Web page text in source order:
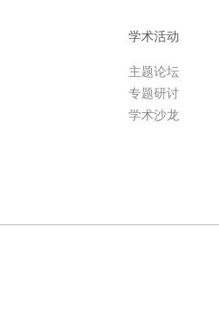
学术活动
主题论坛
专题研讨
学术沙龙